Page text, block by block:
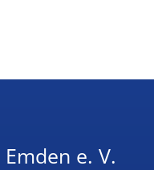
e. V.